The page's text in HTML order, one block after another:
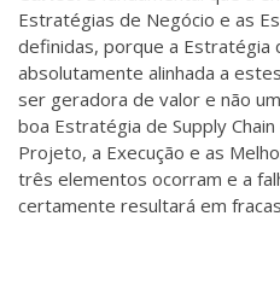
Estratégias de Negócio e as
definidas, porque a Estratégia
absolutamente alinhada a
ser geradora de valor e não
boa Estratégia de Supply
Projeto, a Execução e as
três elementos ocorram e a
certamente resultará em